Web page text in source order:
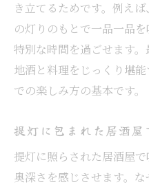
き立てるためです。例え
の灯りのもとで一品一品
特別な時間を過ごせます。
地酒と料理をじっくり堪
での楽しみ方の基本です。
提灯に包まれた居酒屋
提灯に照らされた居酒屋
奥深さを感じさせます。